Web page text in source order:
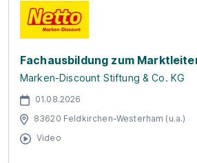
Fachausbildung zum
Marken-Discount Stiftung & Co. KG
01.08.2026
83620 Feldkirchen-Westerham (u.a.)
Video